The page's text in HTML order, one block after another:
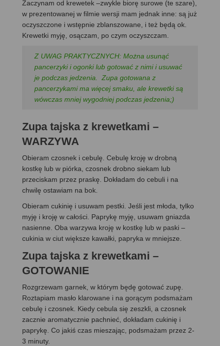
Zaczynam od krewetek –zwykle biorę surowe (te szare),
w prezentowanej w filmie wersji mam jednak inne: są już
oczyszczone i wstępnie zblanszowane, i też będą ok.
Krewetki myję, osączam, po czym oczyszczam.
Z UWAG PRAKTYCZNYCH: Można usunąć
pancerzyki i ogonki lub gotować z nimi i usuwać
je podczas jedzenia. Zupa gotowana z
pancerzykami ma więcej smaku, ale krewetki są
wówczas mniej wygodniej podczas jedzenia;)
Zupa tajska z krewetkami –
WARZYWA
Obieram czosnek i cebulę. Cebulę kroję w drobną
kostkę lub w piórka, czosnek drobno siekam lub
przeciskam przez praskę. Dokładam do cebuli i na
chwilę ostawiam na bok.
Obieram cukinię i usuwam pestki. Jeśli jest młoda, tylko
myję i kroję w całości. Paprykę myję, usuwam gniazda
nasienne. Oba warzywa kroję w kostkę lub w paski –
cukinia w ciut większe kawałki, papryka w mniejsze.
Zupa tajska z krewetkami –
GOTOWANIE
Rozgrzewam garnek, w którym będę gotować zupę.
Roztapiam masło klarowane i na gorącym podsmażam
cebulę i czosnek. Kiedy cebula się zeszkli, a czosnek
zacznie aromatycznie pachnieć, dokładam cukinię i
paprykę. Co jakiś czas mieszając, podsmażam przez 2-
3 minuty.